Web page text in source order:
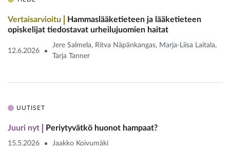
Vertaisarvioitu
Hammaslääketieteen ja lääketieteen
opiskelijat tiedostavat urheilu­juomien haitat
12.6.2026
Jere Salmela, Ritva Näpänkangas, Marja-Liisa Laitala,
Tarja Tanner
UUTISET
Juuri nyt Periytyvätkö huonot hampaat?
15.5.2026 Jaakko Koivumäki